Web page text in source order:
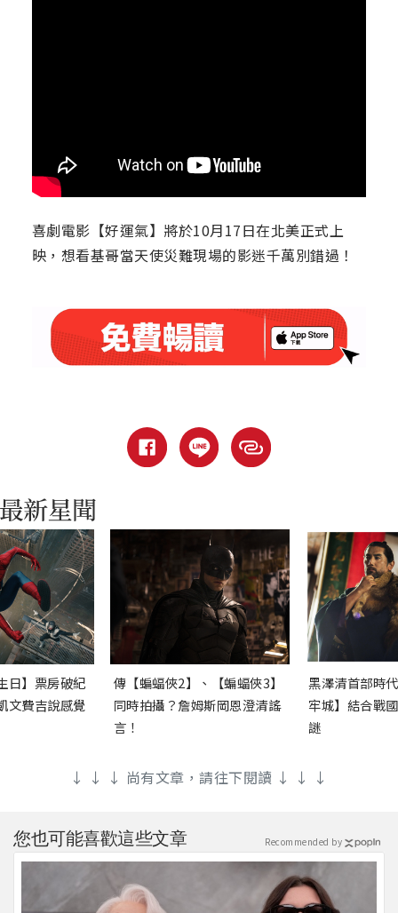
喜劇電影【好運氣】將於10月17日在北美正式上
映，想看基哥當天使災難現場的影迷千萬別錯過！
日】票房破紀
文費吉說感覺
傳【蝙蝠俠2】、【蝙蝠俠3】
同時拍攝？詹姆斯岡恩澄清謠
言！
黑澤清首部時
牢城】結合戰
謎
↓ ↓ ↓ 尚有文章，請往下閱讀 ↓ ↓ ↓
您也可能喜歡這些文章 Recommended by